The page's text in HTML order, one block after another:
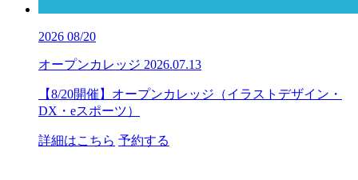
2026 08/20
オープンカレッジ 2026.07.13
【8/20開催】オープンカレッジ（イラストデザイン・
DX・eスポーツ）
詳細はこちら 予約する